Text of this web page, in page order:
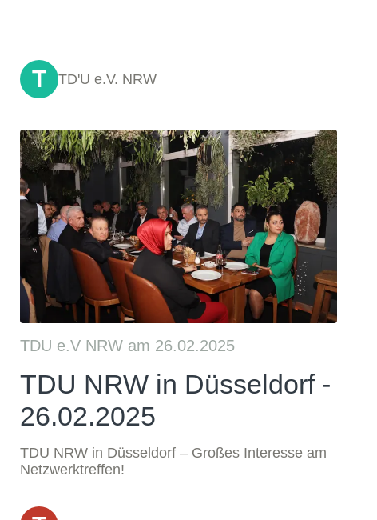
T TD'U e.V. NRW
TDU e.V NRW am 26.02.2025
TDU NRW in Düsseldorf -
26.02.2025
TDU NRW in Düsseldorf – Großes Interesse am
Netzwerktreffen!